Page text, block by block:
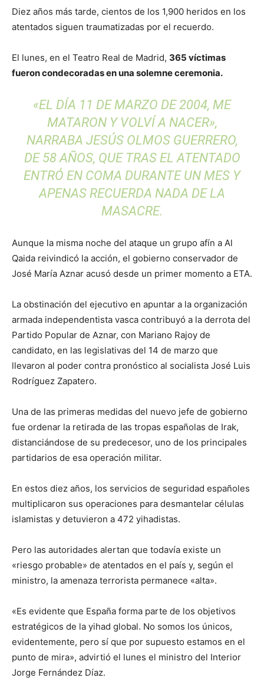
Diez años más tarde, cientos de los 1,900 heridos en los
atentados siguen traumatizadas por el recuerdo.
El lunes, en el Teatro Real de Madrid, 365 víctimas
fueron condecoradas en una solemne ceremonia.
«EL DÍA 11 DE MARZO DE 2004, ME
MATARON Y VOLVÍ A NACER»,
NARRABA JESÚS OLMOS GUERRERO,
DE 58 AÑOS, QUE TRAS EL ATENTADO
ENTRÓ EN COMA DURANTE UN MES Y
APENAS RECUERDA NADA DE LA
MASACRE.
Aunque la misma noche del ataque un grupo afín a Al
Qaida reivindicó la acción, el gobierno conservador de
José María Aznar acusó desde un primer momento a ETA.
La obstinación del ejecutivo en apuntar a la organización
armada independentista vasca contribuyó a la derrota del
Partido Popular de Aznar, con Mariano Rajoy de
candidato, en las legislativas del 14 de marzo que
llevaron al poder contra pronóstico al socialista José Luis
Rodríguez Zapatero.
Una de las primeras medidas del nuevo jefe de gobierno
fue ordenar la retirada de las tropas españolas de Irak,
distanciándose de su predecesor, uno de los principales
partidarios de esa operación militar.
En estos diez años, los servicios de seguridad españoles
multiplicaron sus operaciones para desmantelar células
islamistas y detuvieron a 472 yihadistas.
Pero las autoridades alertan que todavía existe un
«riesgo probable» de atentados en el país y, según el
ministro, la amenaza terrorista permanece «alta».
«Es evidente que España forma parte de los objetivos
estratégicos de la yihad global. No somos los únicos,
evidentemente, pero sí que por supuesto estamos en el
punto de mira», advirtió el lunes el ministro del Interior
Jorge Fernández Díaz.